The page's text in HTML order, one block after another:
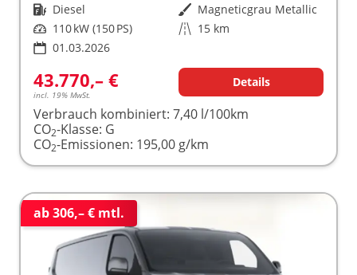
Kraftstoff Diesel Außenfarbe Magneticgrau Metallic
Leistung 110 kW (150 PS) Kilometerstand 15 km
01.03.2026
43.770,– €
incl. 19% MwSt.
Details
Verbrauch kombiniert: 7,40 l/100km
CO2-Klasse: G
CO2-Emissionen: 195,00 g/km
ab 306,– € mtl.